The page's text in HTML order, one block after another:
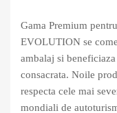
Gama Premium
EVOLUTION se
ambalaj si
consacrata. Noile
respecta cele mai
mondiali de